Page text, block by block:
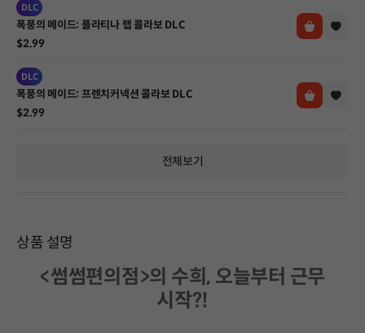
DLC
폭풍의 메이드: 플라티나 랩 콜라보 DLC
$2.99
DLC
폭풍의 메이드: 프렌치커넥션 콜라보 DLC
$2.99
전체보기
상품 설명
<썸썸편의점>의 수희, 오늘부터 근무
시작?!